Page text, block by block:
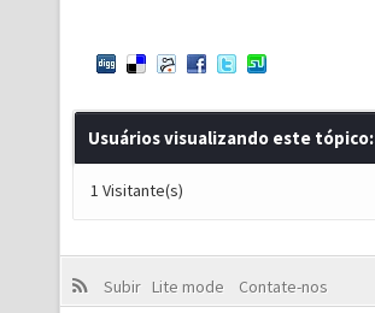
Usuários visualizando este tópico:
1 Visitante(s)
Subir Lite mode
Contate-nos